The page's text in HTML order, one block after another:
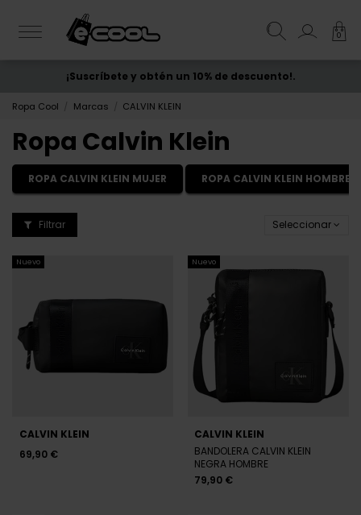
0
ENVÍO GRATIS desde 50€
¡Suscríbete y obtén un 10% de descuento!.
Ropa Cool Marcas CALVIN KLEIN
Ropa Calvin Klein
ROPA CALVIN KLEIN MUJER ROPA CALVIN KLEIN HOMBRE
Filtrar Seleccionar
Nuevo
CALVIN KLEIN
69,90 €
Nuevo
CALVIN KLEIN
BANDOLERA CALVIN KLEIN
NEGRA HOMBRE
79,90 €